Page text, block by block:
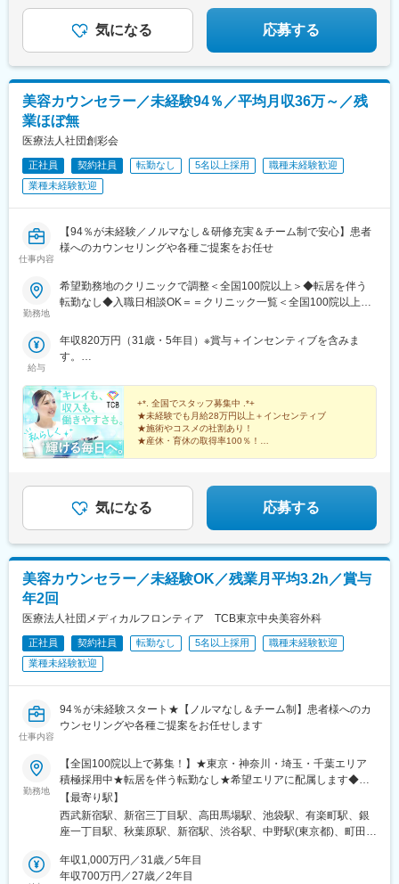
煙対策】屋内原則禁煙
前駅、江坂駅、心斎橋駅、京都駅、烏丸駅、三ノ宮駅、姫路駅、
近鉄奈良駅、和歌山駅、草津駅(滋賀県)、徳山駅、立町駅、福山
駅、県庁前駅(沖縄県)、新宿西口駅、新宿駅(東京メトロ)、学習院
下駅、東池袋駅、日比谷駅、銀座駅、岩本町駅、立川駅、京王八
王子駅、高輪台駅、奥沢駅、神奈川駅、平沼橋駅、京急川崎駅、
石上駅、新越谷駅、宇都宮駅東口駅、新千葉駅、栄町駅(千葉県)、
船橋駅、札幌駅、仙台駅(地下鉄)、曽根田駅、栄駅(愛知県)、名古
屋駅、西高蔵駅、新豊田駅、新豊橋駅、岐阜駅、新静岡駅、浜松
駅、三島田町駅、市役所前駅(長野県)、金沢駅、あすなろう四日市
阿部野橋駅、四ツ橋駅、七条駅、四条駅(京都市営)、三宮駅(神戸
新交通)、山陽姫路駅、田中口駅、八丁堀駅(広島県)、高松築港
県)、東比恵駅、鹿児島中央駅、水道町駅、五島町駅、旭橋駅、西
早稲田駅、末広町駅(東京都)、立川南駅、高輪ゲートウェイ駅、九
り駅、三島駅、七ツ屋駅、富山駅、福井城址大名町駅、なんば駅
(南海線)、大阪駅、天王寺駅、西大橋駅、五条駅(京都市営)、京都
駅、はりまや橋駅、旦過駅、高見橋駅、熊本城・市役所前駅、長
崎駅(長崎県)、美栄橋駅
気になる 応募する
美容カウンセラー／未経験94％／平均月収36万～／残
業ほぼ無
医療法人社団創彩会
正社員 契約社員 転勤なし 5名以上採用
職種未経験歓迎
業種未経験歓迎
仕事内容
【94％が未経験／ノルマなし＆研修充実＆チーム制で安心】患者
様へのカウンセリングや各種ご提案をお任せ
勤務地
希望勤務地のクリニックで調整＜全国100院以上＞◆転居を伴う
転勤なし◆入職日相談OK＝＝クリニック一覧＜全国100院以上展
岡院、秋田院、山形院、仙台駅前院、福島院、郡山院など【関
東】新宿東口院、池袋駅前院、品川院、秋葉原院、町田院、八王
院、水戸院、つくば院、宇都宮院、高崎院、前橋院など【中部】
名古屋栄院、岐阜院、静岡院、浜松院、三島院、新潟院、金沢
院、福井院、富山院、長野院、松本院、山梨甲府駅前院など【近
畿】大阪駅前院、天王寺院、京都駅前院、奈良院、姫路院、神戸
院、和歌山院、四日市院など【中四国】広島院、福山院、松山
院、高松院、高知院、徳島院、松江院、周南徳山駅ビル院【九
院、鹿児島院、那覇院など※受動喫煙対策あり
給与
年収820万円（31歳・5年目）※賞与＋インセンティブを含みま
す。
す。
+*. 全国でスタッフ募集中 .*+
★未経験でも月給28万円以上＋インセンティブ
★施術やコスメの社割あり！
★産休・育休の取得率100％！
気になる 応募する
美容カウンセラー／未経験OK／残業月平均3.2h／賞与
年2回
医療法人社団メディカルフロンティア TCB東京中央美容外科
正社員 契約社員 転勤なし 5名以上採用
職種未経験歓迎
業種未経験歓迎
仕事内容
94％が未経験スタート★【ノルマなし＆チーム制】患者様へのカ
ウンセリングや各種ご提案をお任せします
勤務地
【全国100院以上で募集！】★東京・神奈川・埼玉・千葉エリア
積極採用中★転居を伴う転勤なし★希望エリアに配属します◆ク
リニック一覧＜全国100院以上展開＞【北海道・東北】旭川駅前
院、青森院、盛岡院、秋田院、山形院、仙台駅前院、福島院、郡
山院 など【関東】新宿東口院、池袋駅前院、品川院、秋葉原
横浜院、大宮東口院、水戸院、つくば院、宇都宮院、高崎院、前
橋院 など【中部】名古屋駅前院 、名古屋栄院、金山院、岐阜
【最寄り駅】
西武新宿駅、新宿三丁目駅、高田馬場駅、池袋駅、有楽町駅、銀
座一丁目駅、秋葉原駅、新宿駅、渋谷駅、中野駅(東京都)、町田
浜駅、横浜駅、川崎駅、藤沢駅、本厚木駅、大宮駅(埼玉県)、川口
駅、川越駅、南越谷駅、宇都宮駅、水戸駅、つくば駅、千葉駅、
年収1,000万円／31歳／5年目
年収700万円／27歳／2年目